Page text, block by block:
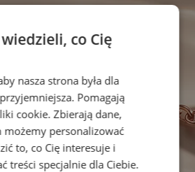
co Cię
nasza strona była dla
Pomagają
cookie. Zbierają dane,
personalizować
to, co Cię interesuje i
treści specjalnie dla Ciebie.